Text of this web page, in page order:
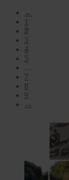
←
1
2
3
4
5
…
7
8
9
→